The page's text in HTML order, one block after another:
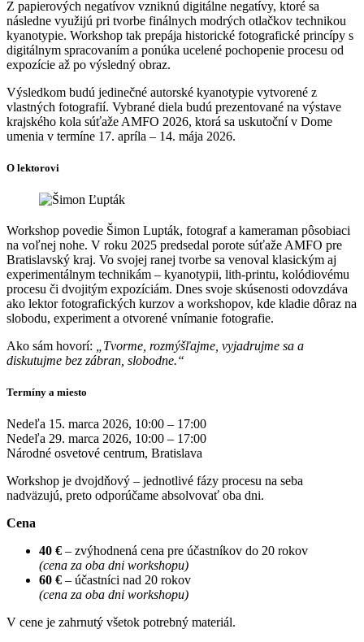
Z papierových negatívov vzniknú digitálne negatívy, ktoré sa
následne využijú pri tvorbe finálnych modrých otlačkov technikou
kyanotypie. Workshop tak prepája historické fotografické princípy s
digitálnym spracovaním a ponúka ucelené pochopenie procesu od
expozície až po výsledný obraz.
Výsledkom budú jedinečné autorské kyanotypie vytvorené z
vlastných fotografií. Vybrané diela budú prezentované na výstave
krajského kola súťaže AMFO 2026, ktorá sa uskutoční v Dome
umenia v termíne 17. apríla – 14. mája 2026.
O lektorovi
Workshop povedie Šimon Lupták, fotograf a kameraman pôsobiaci
na voľnej nohe. V roku 2025 predsedal porote súťaže AMFO pre
Bratislavský kraj. Vo svojej ranej tvorbe sa venoval klasickým aj
experimentálnym technikám – kyanotypii, lith-printu, kolódiovému
procesu či dvojitým expozíciám. Dnes svoje skúsenosti odovzdáva
ako lektor fotografických kurzov a workshopov, kde kladie dôraz na
slobodu, experiment a otvorené vnímanie fotografie.
Ako sám hovorí:
„Tvorme, rozmýšľajme, vyjadrujme sa a
diskutujme bez zábran, slobodne.“
Termíny a miesto
Nedeľa 15. marca 2026, 10:00 – 17:00
Nedeľa 29. marca 2026, 10:00 – 17:00
Národné osvetové centrum, Bratislava
Workshop je dvojdňový – jednotlivé fázy procesu na seba
nadväzujú, preto odporúčame absolvovať oba dni.
Cena
40 € – zvýhodnená cena pre účastníkov do 20 rokov
(cena za oba dni workshopu)
60 € – účastníci nad 20 rokov
(cena za oba dni workshopu)
V cene je zahrnutý všetok potrebný materiál.